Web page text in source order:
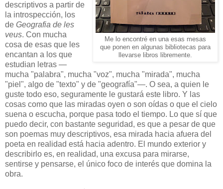
Me lo encontré en una esas mesas
que ponen en algunas bibliotecas para
llevarse libros libremente.
descriptivos a partir de
la introspección, los
de Geografia de les
veus. Con mucha
cosa de esas que les
encantan a los que
estudian letras —
mucha "palabra", mucha "voz", mucha "mirada", mucha
"piel", algo de "texto" y de "geografía"—. O sea, a quien le
guste todo eso, seguramente le gustará este libro. Y las
cosas como que las miradas oyen o son oídas o que el cielo
suena o escucha, porque pasa todo el tiempo. Lo que sí que
puedo decir, con bastante seguridad, es que a pesar de que
son poemas muy descriptivos, esa mirada hacia afuera del
poeta en realidad está hacia adentro. El mundo exterior y
describirlo es, en realidad, una excusa para mirarse,
sentirse y pensarse, el único foco de interés que domina la
obra.